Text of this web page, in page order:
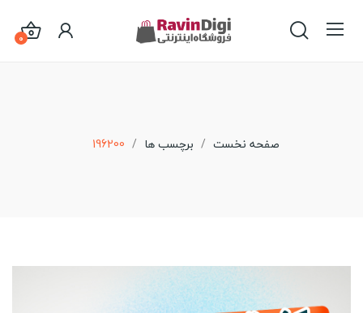
0
صفحه نخست برچسب ها 196200